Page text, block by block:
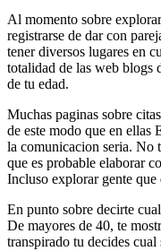
Al momento sobre
registrarse de dar con
tener diversos lugares en
totalidad de las web blogs
de tu edad.
Muchas paginas sobre
de este modo que en ellas
la comunicacion seria. No
que es probable elaborar
Incluso explorar gente que
En punto sobre decirte
De mayores de 40, te
transpirado tu decides cual